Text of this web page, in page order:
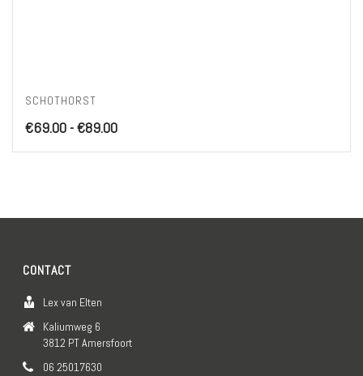
SCHOTHORST
€69.00 -€89.00Prijsklasse:
€69.00
CONTACT
Lex van Elten
Kaliumweg 6
3812 PT Amersfoort
06 25017630